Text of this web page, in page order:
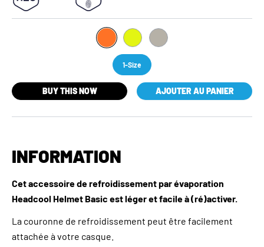
1-Size
BUY THIS NOW AJOUTER AU PANIER
INFORMATION
Cet accessoire de refroidissement par évaporation
Headcool Helmet Basic est léger et facile à (ré)activer.
La couronne de refroidissement peut être facilement
attachée à votre casque.